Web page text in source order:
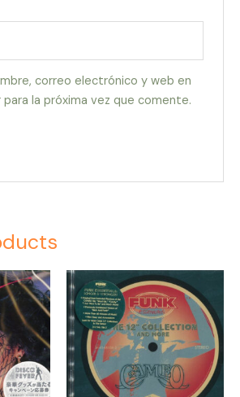
correo electrónico y web en
la próxima vez que comente.